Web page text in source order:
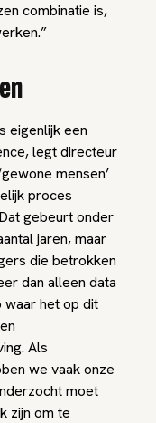
combinatie is,
eigenlijk een
legt directeur
mensen’
proces
gebeurt onder
jaren, maar
die betrokken
dan alleen data
waar het op dit
Als
we vaak onze
moet
zijn om te